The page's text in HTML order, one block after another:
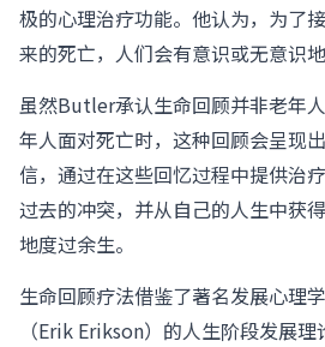
极的心理治疗功能。他认为，为了
来的死亡，人们会有意识或无意识
虽然Butler承认生命回顾并非老年
年人面对死亡时，这种回顾会呈现
信，通过在这些回忆过程中提供治
过去的冲突，并从自己的人生中获
地度过余生。
生命回顾疗法借鉴了著名发展心理
（Erik Erikson）的人生阶段发展